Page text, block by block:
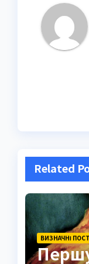
Related
ВИЗНАЧНІ